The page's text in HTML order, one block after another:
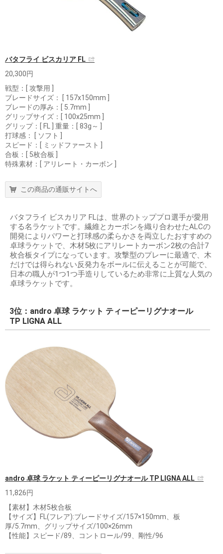
バタフライ ビスカリア FL
20,300円
戦型：[ 攻撃用 ]
ブレードサイズ： [ 157x150mm ]
ブレードの厚み：[ 5.7mm ]
グリップサイズ：[ 100x25mm ]
グリップ：[ FL ] 重量：[ 83g～ ]
打球感： [ ソフト ]
スピード：[ ミッドファースト ]
合板：[ 5枚合板 ]
特殊素材：[ アリレート・カーボン ]
この商品の通販サイトへ
バタフライ ビスカリア FLは、世界のトッププロ選手が愛用
する名ラケットです。繊維とカーボンを織り合わせたALCの
開発によりパワーと打球感の柔らかさを両立したおすすめの
卓球ラケットで、木材5枚にアリレートカーボン2枚の合計7
枚合板タイプになっています。攻撃型のプレーに最適で、木
だけでは得られない反発力をボールに伝えることが可能で、
日本の職人が1つ1つ手造りしているため非常に上質な人気の
卓球ラケットです。
3位：andro 卓球 ラケット ティーピーリグナオール
TP LIGNA ALL
andro 卓球 ラケット ティーピーリグナオール TP LIGNA ALL
11,826円
【素材】木材5枚合板
【サイズ】FL(フレア):ブレードサイズ/157×150mm、板
厚/5.7mm、グリップサイズ/100×26mm
【性能】スピード/89、コントロール/99、剛性/96